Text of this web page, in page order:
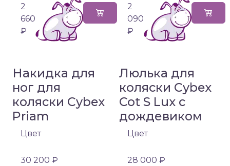
2
660
₽
2
090
₽
Накидка для
ног для
коляски Cybex
Priam
Цвет
30 200 ₽
Люлька для
коляски Cybex
Cot S Lux с
дождевиком
Цвет
28 000 ₽